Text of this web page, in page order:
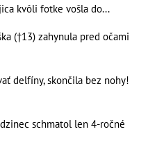
kvôli fotke vošla do...
(†13) zahynula pred očami
delfíny, skončila bez nohy!
schmatol len 4-ročné